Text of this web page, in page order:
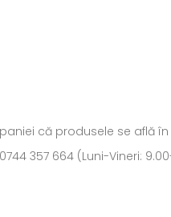
că produsele se află
357 664 (Luni-Vineri: